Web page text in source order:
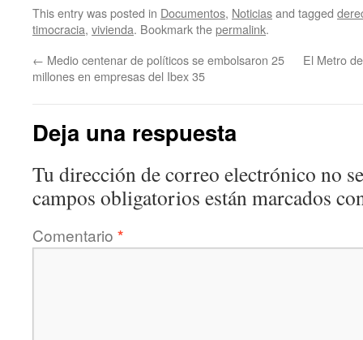
Asiron…
This entry was posted in Documentos, Noticiasand tagged
timocracia, vivienda. Bookmark thepermalink.
← Medio centenar de políticos se embolsaron 25
millones en empresas del Ibex 35
El Metro
Deja una respuesta
Tu dirección de correo electrónico no
campos obligatorios están marcados
Comentario *